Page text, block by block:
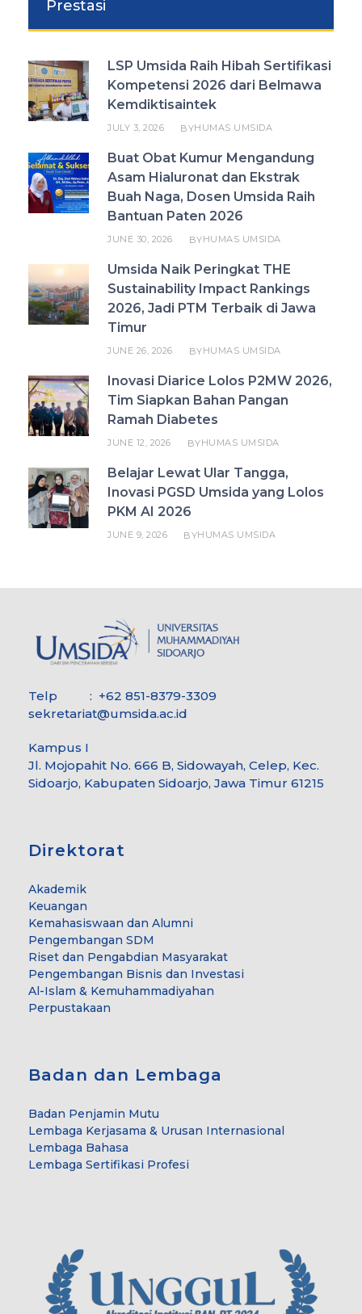
Prestasi
LSP Umsida Raih Hibah Sertifikasi
Kompetensi 2026 dari Belmawa
Kemdiktisaintek
JULY 3, 2026 BYHUMAS UMSIDA
Buat Obat Kumur Mengandung
Asam Hialuronat dan Ekstrak
Buah Naga, Dosen Umsida Raih
Bantuan Paten 2026
JUNE 30, 2026 BYHUMAS UMSIDA
Umsida Naik Peringkat THE
Sustainability Impact Rankings
2026, Jadi PTM Terbaik di Jawa
Timur
JUNE 26, 2026 BYHUMAS UMSIDA
Inovasi Diarice Lolos P2MW 2026,
Tim Siapkan Bahan Pangan
Ramah Diabetes
JUNE 12, 2026 BYHUMAS UMSIDA
Belajar Lewat Ular Tangga,
Inovasi PGSD Umsida yang Lolos
PKM AI 2026
JUNE 9, 2026 BYHUMAS UMSIDA
Telp : +62 851-8379-3309
sekretariat@umsida.ac.id
Kampus I
Jl. Mojopahit No. 666 B, Sidowayah, Celep, Kec.
Sidoarjo, Kabupaten Sidoarjo, Jawa Timur 61215
Direktorat
Akademik
Keuangan
Kemahasiswaan dan Alumni
Pengembangan SDM
Riset dan Pengabdian Masyarakat
Pengembangan Bisnis dan Investasi
Al-Islam & Kemuhammadiyahan
Perpustakaan
Badan dan Lembaga
Badan Penjamin Mutu
Lembaga Kerjasama & Urusan Internasional
Lembaga Bahasa
Lembaga Sertifikasi Profesi